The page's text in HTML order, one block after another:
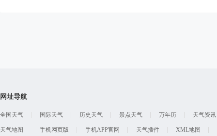
网址导航
全国天气 国际天气 历史天气 景点天气 万年历 天气资讯
天气地图 手机网页版 手机APP官网 天气插件 XML地图